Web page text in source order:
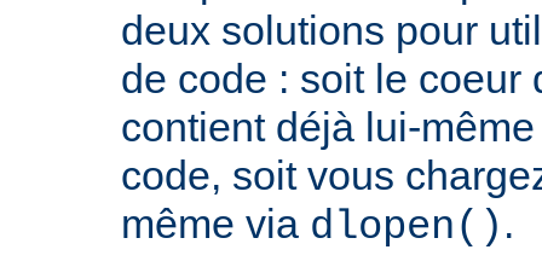
deux solutions pour
de code : soit le coeur
contient déjà lui-
code, soit vous
même via dlopen() .